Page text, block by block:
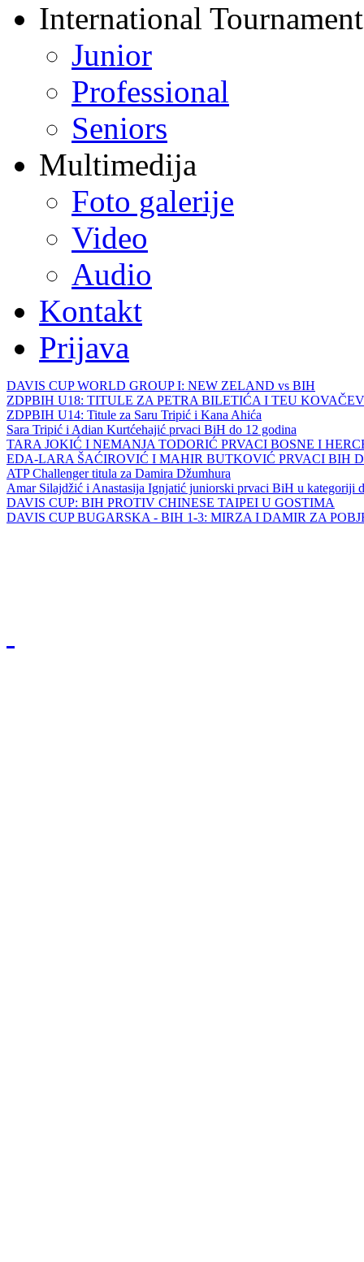
International
Junior
Professional
Seniors
Multimedija
Foto galerije
Video
Audio
Kontakt
Prijava
DAVIS CUP WORLD GROUP I: NEW ZELAND vs BIH
ZDPBIH U18: TITULE ZA PETRA BILETIĆA I TEU
ZDPBIH U14: Titule za Saru Tripić i Kana Ahića
Sara Tripić i Adian Kurtćehajić prvaci BiH do 12 godina
TARA JOKIĆ I NEMANJA TODORIĆ PRVACI BOSNE I
EDA-LARA ŠAĆIROVIĆ I MAHIR BUTKOVIĆ PRVACI BIH
ATP Challenger titula za Damira Džumhura
Amar Silajdžić i Anastasija Ignjatić juniorski prvaci BiH u kategoriji
DAVIS CUP: BIH PROTIV CHINESE TAIPEI U GOSTIMA
DAVIS CUP BUGARSKA - BIH 1-3: MIRZA I DAMIR ZA